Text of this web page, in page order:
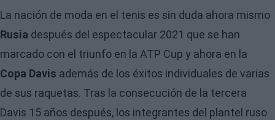
La nación de moda en el tenis es sin duda ahora mismo
Rusia después del espectacular 2021 que se han
marcado con el triunfo en la ATP Cup y ahora en la
Copa Davis además de los éxitos individuales de varias
de sus raquetas. Tras la consecución de la tercera
Davis 15 años después, los integrantes del plantel ruso